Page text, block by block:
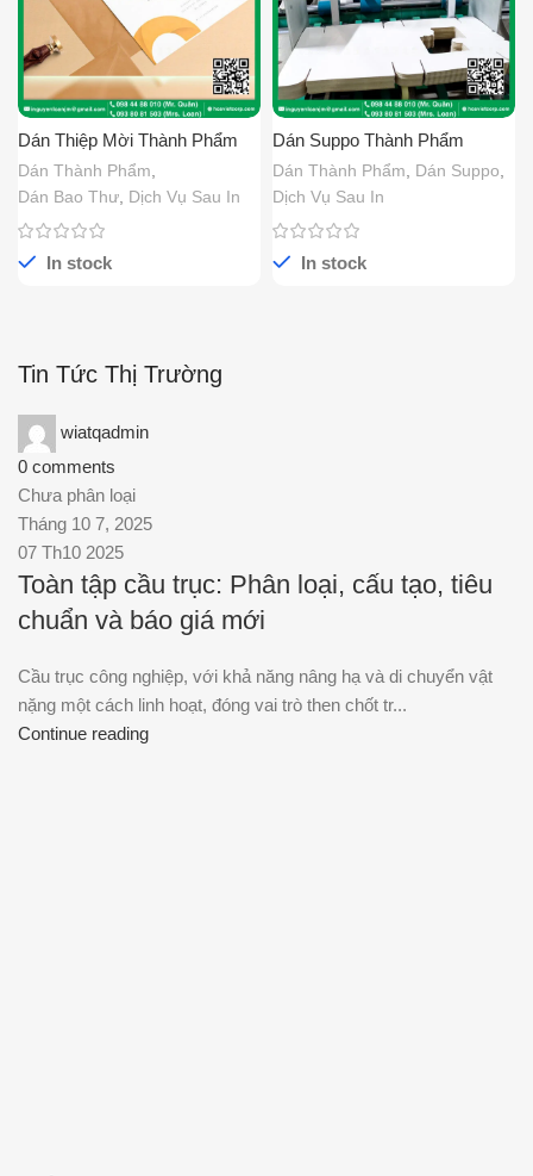
Dán Thiệp Mời Thành Phẩm
Dán Thành Phẩm,
Dán Bao Thư, Dịch Vụ Sau In
In stock
Dán Suppo Thành Phẩm
Dán Thành Phẩm, Dán Suppo,
Dịch Vụ Sau In
In stock
Tin Tức Thị Trường
wiatqadmin
0 comments
Chưa phân loại
Tháng 10 7, 2025
07 Th10 2025
Toàn tập cầu trục: Phân loại, cấu tạo, tiêu
chuẩn và báo giá mới
Cầu trục công nghiệp, với khả năng nâng hạ và di chuyển vật
nặng một cách linh hoạt, đóng vai trò then chốt tr...
Continue reading